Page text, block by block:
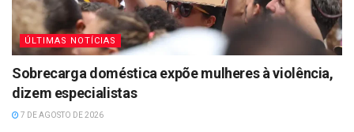
ÚLTIMAS NOTÍCIAS
Sobrecarga doméstica expõe mulheres à violência,
dizem especialistas
7 DE AGOSTO DE 2026